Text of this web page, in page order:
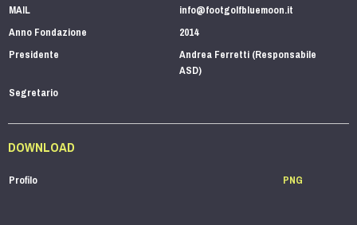
MAIL
info@footgolfbluemoon.it
Anno Fondazione
2014
Presidente
Andrea Ferretti (Responsabile
ASD)
Segretario
DOWNLOAD
Profilo PNG